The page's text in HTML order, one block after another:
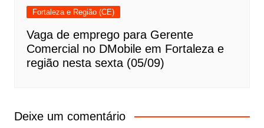
Fortaleza e Região (CE)
Vaga de emprego para Gerente
Comercial no DMobile em Fortaleza e
região nesta sexta (05/09)
Deixe um comentário